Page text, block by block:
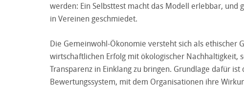
werden: Ein Selbsttest macht das Modell erlebbar,
in Vereinen geschmiedet.
Die Gemeinwohl-Ökonomie versteht sich als
wirtschaftlichen Erfolg mit ökologischer
Transparenz in Einklang zu bringen. Grundlage dafür
Bewertungssystem, mit dem Organisationen ihre